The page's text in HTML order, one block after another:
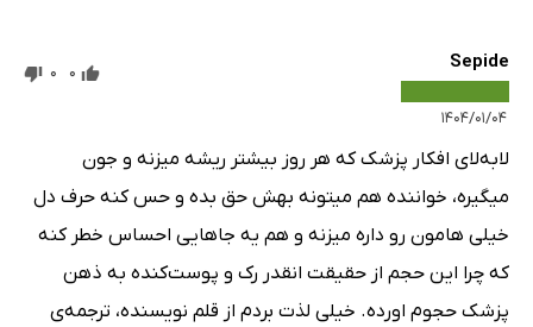
Sepide
۱۴۰۴/۰۱/۰۴
0
0
لابه‌لای افکار پزشک که هر روز بیشتر ریشه میزنه و جون
میگیره، خواننده هم میتونه بهش حق بده و حس کنه حرف دل
خیلی هامون رو داره میزنه و هم یه جاهایی احساس خطر کنه
که چرا این حجم از حقیقت انقدر رک و پوست‌کنده به ذهن
پزشک حجوم اورده. خیلی لذت بردم از قلم نویسنده، ترجمه‌ی